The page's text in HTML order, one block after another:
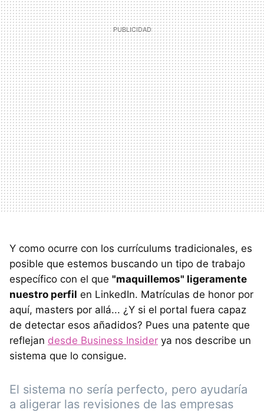
Y como ocurre con los currículums tradicionales, es
posible que estemos buscando un tipo de trabajo
específico con el que "maquillemos" ligeramente
nuestro perfil en LinkedIn. Matrículas de honor por
aquí, masters por allá... ¿Y si el portal fuera capaz
de detectar esos añadidos? Pues una patente que
reflejan desde Business Insider ya nos describe un
sistema que lo consigue.
El sistema no sería perfecto, pero ayudaría
a aligerar las revisiones de las empresas